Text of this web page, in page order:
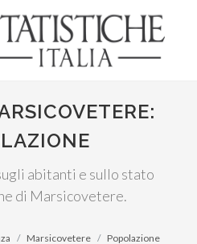
abitanti e sullo stato
di Marsicovetere.
Marsicovetere Popolazione